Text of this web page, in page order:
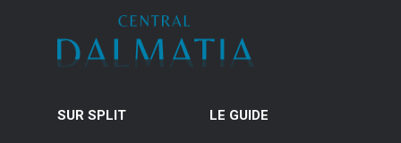
SUR SPLIT LE GUIDE